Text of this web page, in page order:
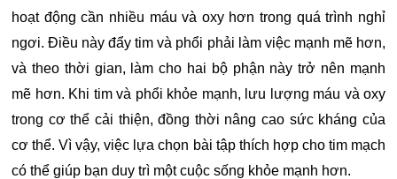
hoạt động cần nhiều máu và oxy hơn trong quá trình nghỉ
ngơi. Điều này đẩy tim và phổi phải làm việc mạnh mẽ hơn,
và theo thời gian, làm cho hai bộ phận này trở nên mạnh
mẽ hơn. Khi tim và phổi khỏe mạnh, lưu lượng máu và oxy
trong cơ thể cải thiện, đồng thời nâng cao sức kháng của
cơ thể. Vì vậy, việc lựa chọn bài tập thích hợp cho tim mạch
có thể giúp bạn duy trì một cuộc sống khỏe mạnh hơn.